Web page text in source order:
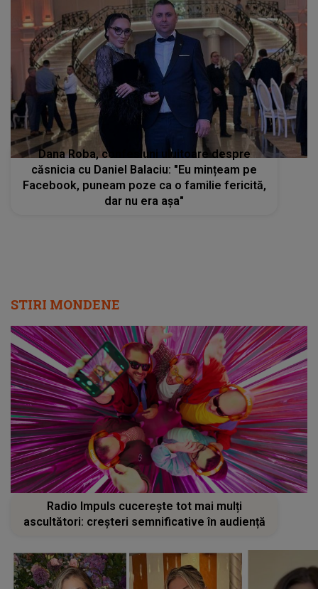
Dana Roba, confesiuni uluitoare despre
căsnicia cu Daniel Balaciu: "Eu mințeam pe
Facebook, puneam poze ca o familie fericită,
dar nu era așa"
STIRI MONDENE
Radio Impuls cucerește tot mai mulți
ascultători: creșteri semnificative în audiență